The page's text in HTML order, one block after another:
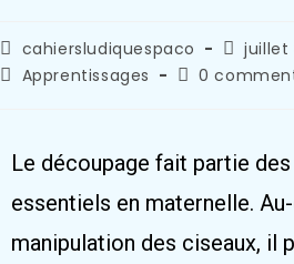
cahiersludiquespaco
juillet
Apprentissages
0
Le découpage fait partie
essentiels en maternelle.
manipulation des ciseaux, il